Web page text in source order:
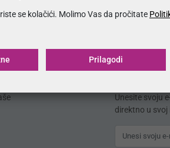
Unesite svoju
direktno u
se kolačići. Molimo Vas da pročitate
Prilagodi